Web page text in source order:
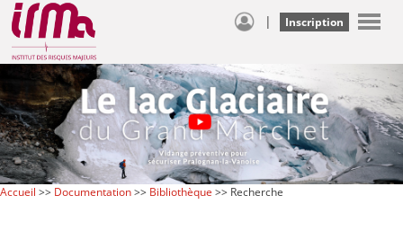
| Inscription
Accueil >> Documentation>> Bibliothèque >> Recherche